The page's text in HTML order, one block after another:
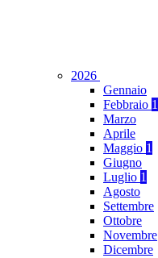
2026
Gennaio
Febbraio 1
Marzo
Aprile
Maggio 1
Giugno
Luglio 1
Agosto
Settembre
Ottobre
Novembre
Dicembre